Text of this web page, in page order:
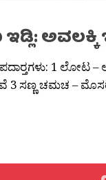
ಅವಲಕ್ಕಿ
1 ಲೋಟ –
3 ಸಣ್ಣ ಚಮಚ –